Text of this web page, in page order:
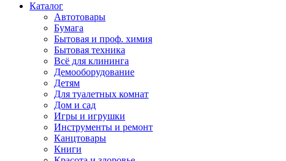
Каталог
Автотовары
Бумага
Бытовая и проф. химия
Бытовая техника
Всё для клининга
Демооборудование
Детям
Для туалетных комнат
Дом и сад
Игры и игрушки
Инструменты и ремонт
Канцтовары
Книги